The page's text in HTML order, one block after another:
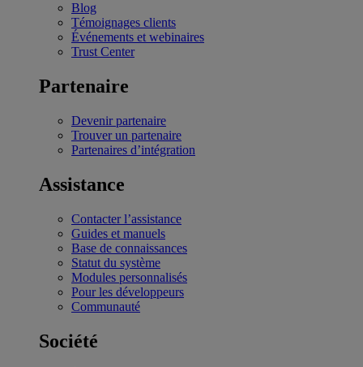
Blog
Témoignages clients
Événements et webinaires
Trust Center
Partenaire
Devenir partenaire
Trouver un partenaire
Partenaires d’intégration
Assistance
Contacter l’assistance
Guides et manuels
Base de connaissances
Statut du système
Modules personnalisés
Pour les développeurs
Communauté
Société